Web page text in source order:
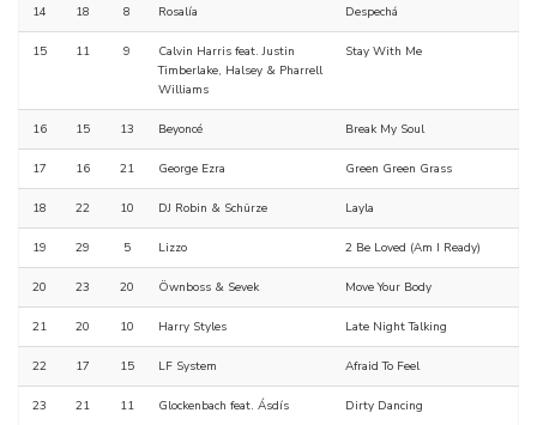
14 18 8 Rosalía Despechá
15 11 9
Calvin Harris feat. Justin
Timberlake, Halsey & Pharrell
Williams
Stay With Me
16 15 13 Beyoncé Break My Soul
17 16 21 George Ezra Green Green Grass
18 22 10 DJ Robin & Schürze Layla
19 29 5 Lizzo 2 Be Loved (Am I Ready)
20 23 20 Öwnboss & Sevek Move Your Body
21 20 10 Harry Styles Late Night Talking
22 17 15 LF System Afraid To Feel
23 21 11 Glockenbach feat. Ásdís Dirty Dancing